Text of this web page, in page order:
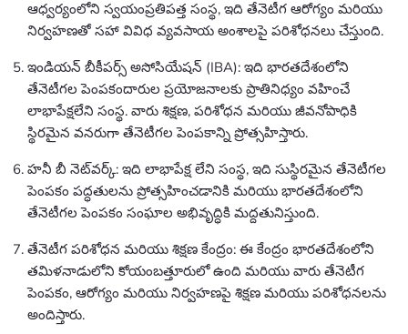
ఆధ్వర్యంలోని స్వయంప్రతిపత్త సంస్థ, ఇది తేనెటీగ ఆరోగ్యం మరియు
నిర్వహణతో సహా వివిధ వ్యవసాయ అంశాలపై పరిశోధనలు చేస్తుంది.
ఇండియన్ బీకీపర్స్ అసోసియేషన్ (IBA): ఇది భారతదేశంలోని
తేనెటీగల పెంపకందారుల ప్రయోజనాలకు ప్రాతినిధ్యం వహించే
లాభాపేక్షలేని సంస్థ. వారు శిక్షణ, పరిశోధన మరియు జీవనోపాధికి
స్థిరమైన వనరుగా తేనెటీగల పెంపకాన్ని ప్రోత్సహిస్తారు.
హనీ బీ నెట్‌వర్క్: ఇది లాభాపేక్ష లేని సంస్థ, ఇది సుస్థిరమైన తేనెటీగల
పెంపకం పద్ధతులను ప్రోత్సహించడానికి మరియు భారతదేశంలోని
తేనెటీగల పెంపకం సంఘాల అభివృద్ధికి మద్దతునిస్తుంది.
తేనెటీగ పరిశోధన మరియు శిక్షణ కేంద్రం: ఈ కేంద్రం భారతదేశంలోని
తమిళనాడులోని కోయంబత్తూరులో ఉంది మరియు వారు తేనెటీగ
పెంపకం, ఆరోగ్యం మరియు నిర్వహణపై శిక్షణ మరియు పరిశోధనలను
అందిస్తారు.